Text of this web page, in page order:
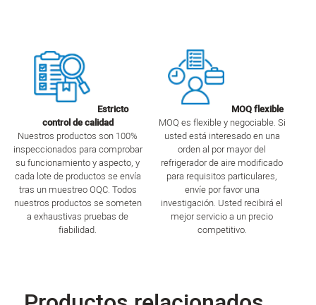
Estricto
control de calidad
Nuestros productos son 100%
inspeccionados para comprobar
su funcionamiento y aspecto, y
cada lote de productos se envía
tras un muestreo OQC. Todos
nuestros productos se someten
a exhaustivas pruebas de
fiabilidad.
MOQ flexible
MOQ es flexible y negociable. Si
usted está interesado en una
orden al por mayor del
refrigerador de aire modificado
para requisitos particulares,
envíe por favor una
investigación. Usted recibirá el
mejor servicio a un precio
competitivo.